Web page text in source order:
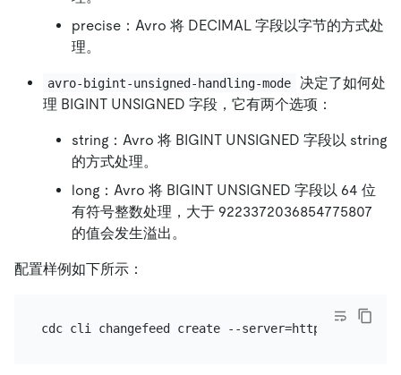
precise：Avro 将 DECIMAL 字段以字节的方式处
理。
avro-bigint-unsigned-handling-mode
决定了如何处
理 BIGINT UNSIGNED 字段，它有两个选项：
string：Avro 将 BIGINT UNSIGNED 字段以 string
的方式处理。
long：Avro 将 BIGINT UNSIGNED 字段以 64 位
有符号整数处理，大于 9223372036854775807
的值会发生溢出。
配置样例如下所示：
cdc cli changefeed create --server=http://